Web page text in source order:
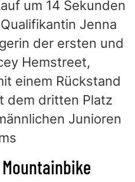
um 14 Sekunden
Jenna
der ersten und
Hemstreet,
einem Rückstand
dem dritten Platz
Junioren
Mountainbike